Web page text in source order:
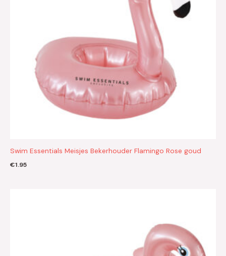
Swim Essentials Meisjes Bekerhouder Flamingo Rose goud
€1.95